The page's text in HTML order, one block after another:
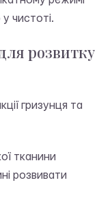
чистоті.
розвитку
гризунця та
тканини
розвивати